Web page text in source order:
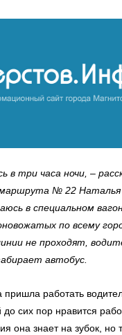
в три часа ночи, –
№ 22 Наталья
в специальном
по всему
не проходят,
автобус.
пришла работать
сих пор нравится
она знает на зубок, но